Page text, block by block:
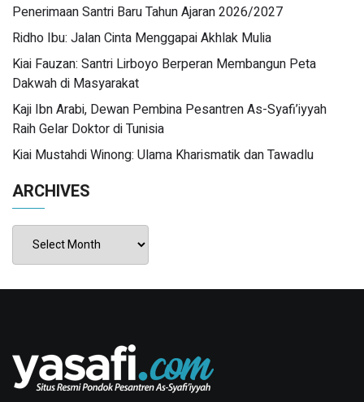
Penerimaan Santri Baru Tahun Ajaran 2026/2027
Ridho Ibu: Jalan Cinta Menggapai Akhlak Mulia
Kiai Fauzan: Santri Lirboyo Berperan Membangun Peta
Dakwah di Masyarakat
Kaji Ibn Arabi, Dewan Pembina Pesantren As-Syafi’iyyah
Raih Gelar Doktor di Tunisia
Kiai Mustahdi Winong: Ulama Kharismatik dan Tawadlu
ARCHIVES